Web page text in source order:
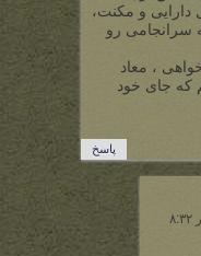
و مکنت،
سرانجامی رو
، معاد
که جای خود
پاسخ
۲۳ اسفند ۱۳۹۳ در ۸:۳۲